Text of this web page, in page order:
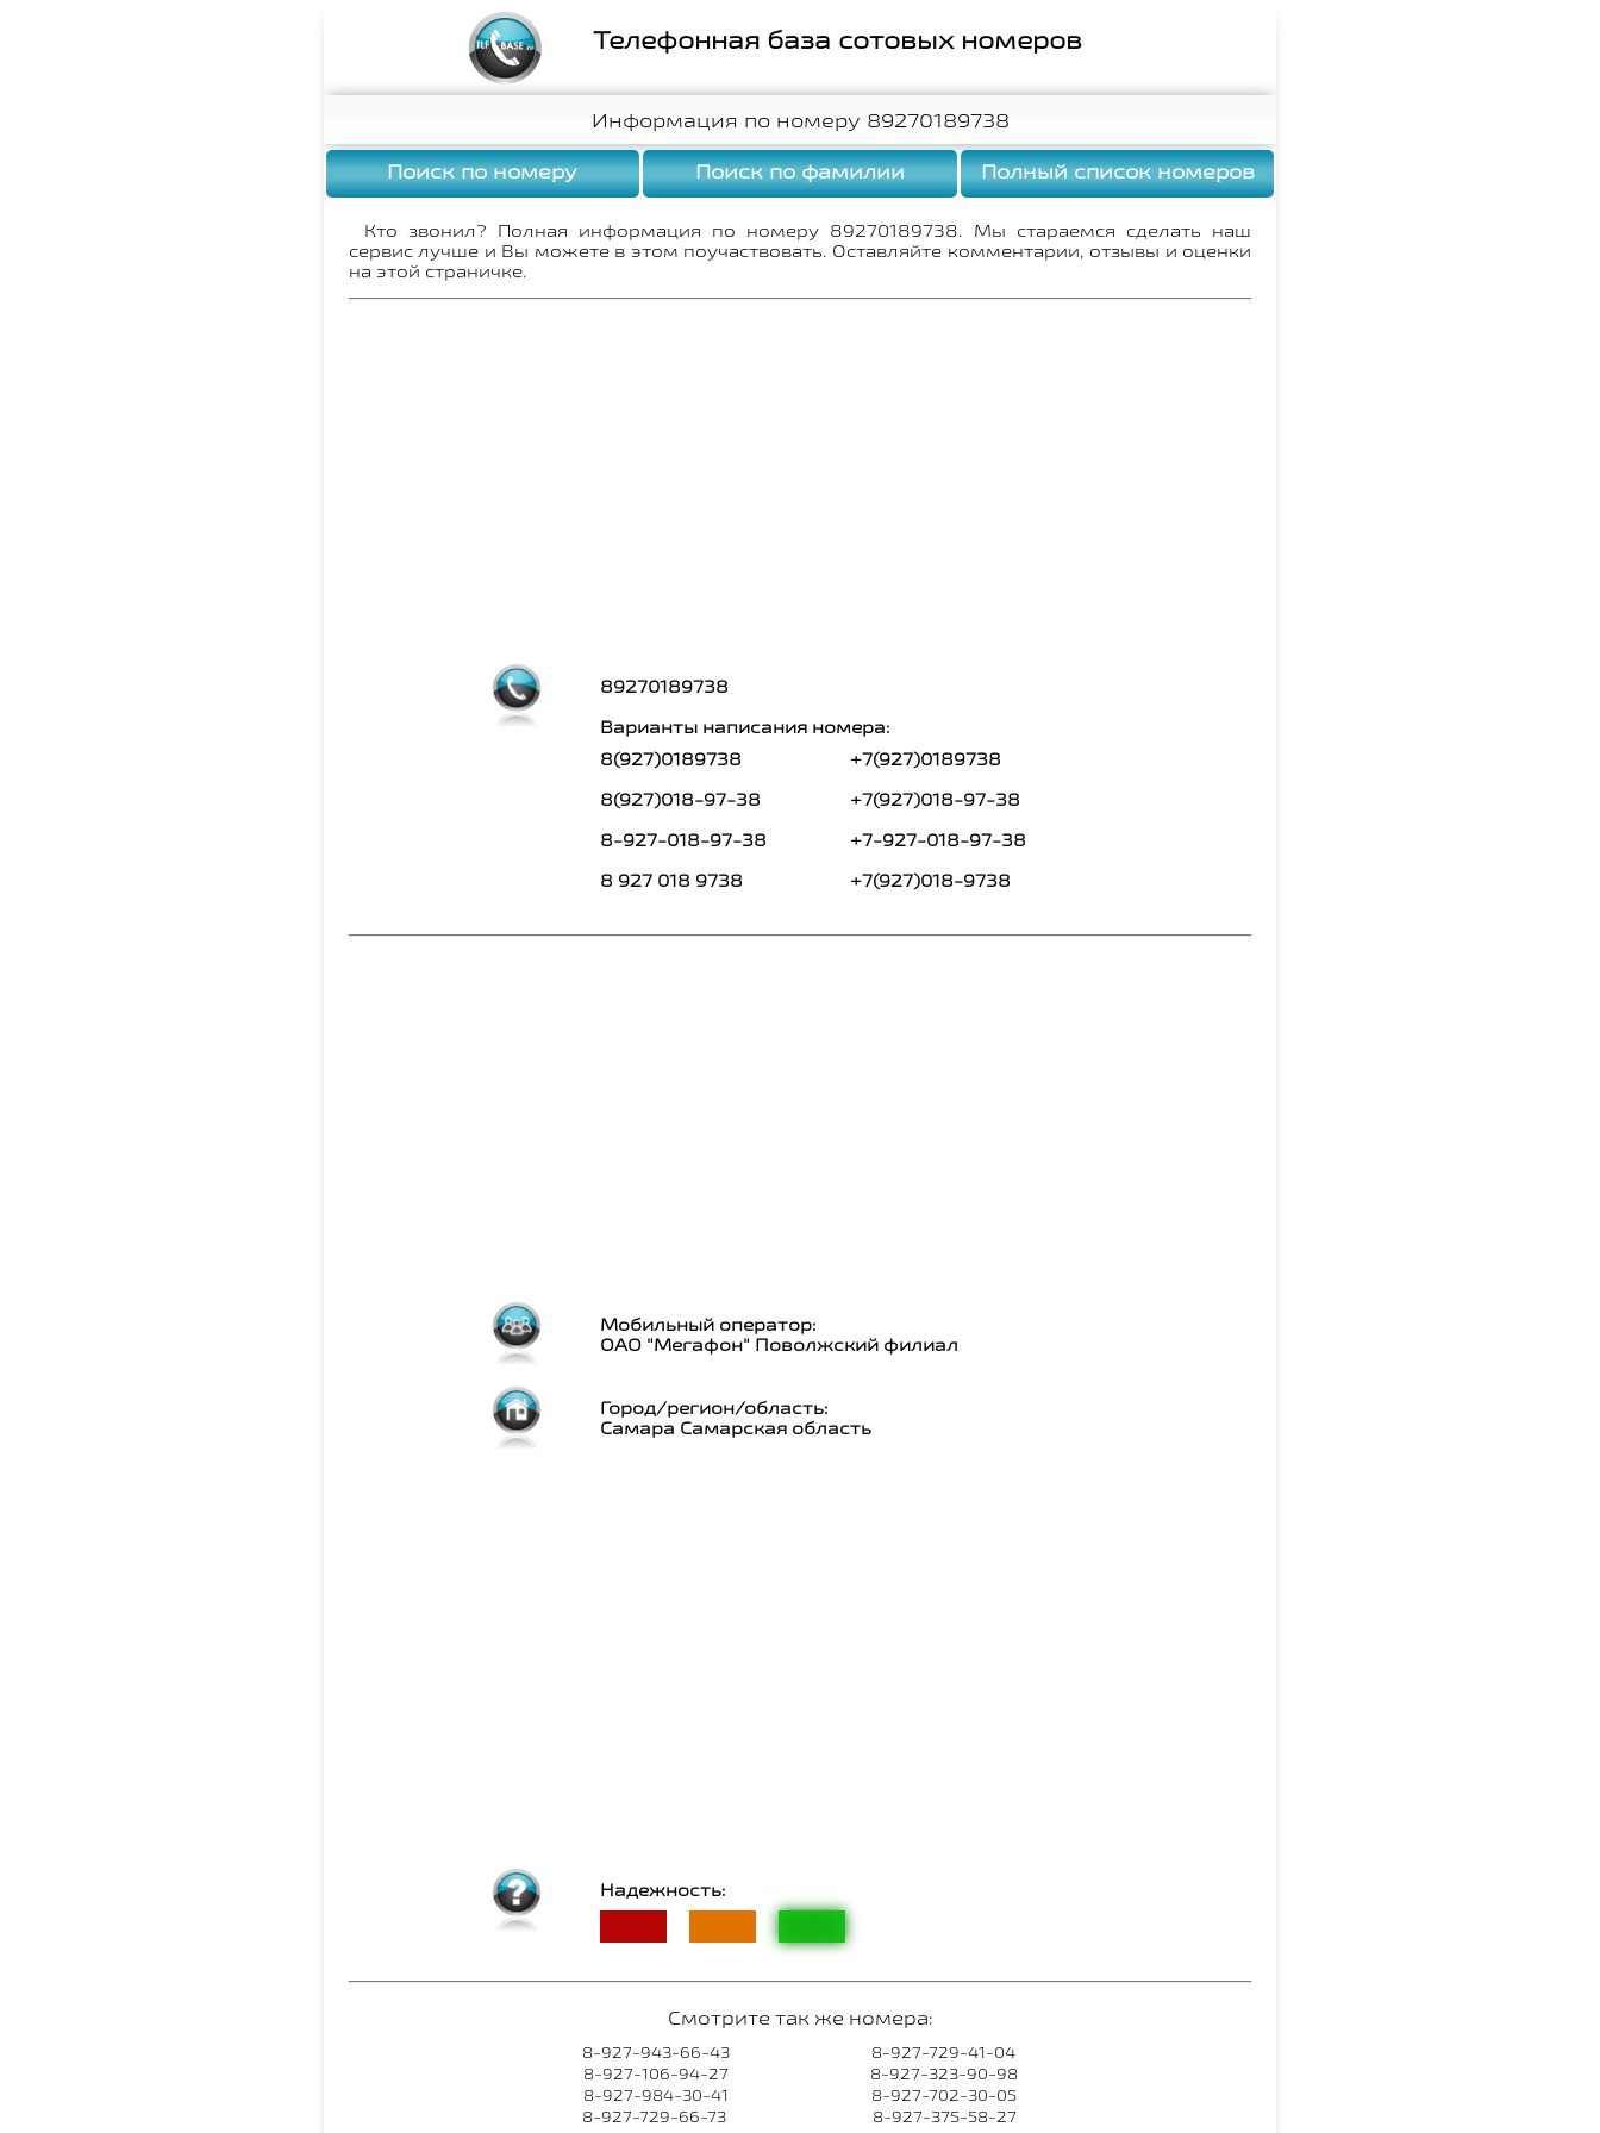
Кто звонил? Полная информация по номеру 89270189738. Мы стараемся сделать наш
сервис лучше и Вы можете в этом поучаствовать. Оставляйте комментарии, отзывы и оценки
на этой страничке.
89270189738
Варианты написания номера:
8(927)0189738
8(927)018-97-38
8-927-018-97-38
8 927 018 9738
+7(927)0189738
+7(927)018-97-38
+7-927-018-97-38
+7(927)018-9738
Мобильный оператор:
ОАО "Мегафон" Поволжский филиал
Город/регион/область:
Самара Самарская область
Надежность:
Смотрите так же номера:
8-927-943-66-43
8-927-106-94-27
8-927-984-30-41
8-927-729-66-73
8-927-729-41-04
8-927-323-90-98
8-927-702-30-05
8-927-375-58-27
Телефонная база сотовых номеров
Информация по номеру 89270189738
Поиск по номеру Поиск по фамилии Полный список номеров